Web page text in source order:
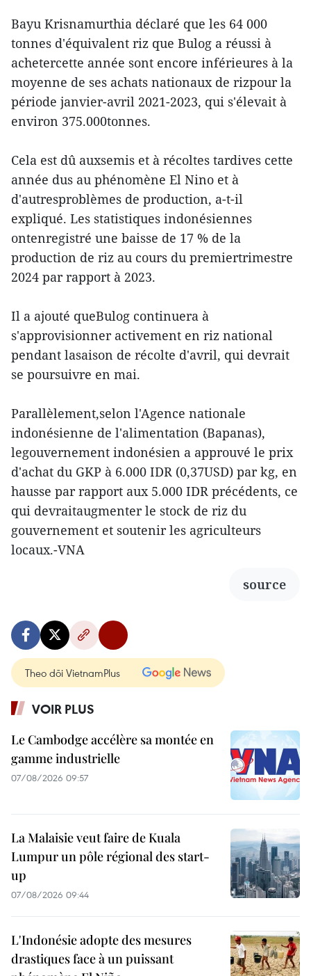
Bayu Krisnamurthia déclaré que les 64 000
tonnes d'équivalent riz que Bulog a réussi à
achetercette année sont encore inférieures à la
moyenne de ses achats nationaux de rizpour la
période janvier-avril 2021-2023, qui s'élevait à
environ 375.000tonnes.
Cela est dû auxsemis et à récoltes tardives cette
année dus au phénomène El Nino et à
d'autresproblèmes de production, a-t-il
expliqué. Les statistiques indonésiennes
ontenregistré une baisse de 17 % de la
production de riz au cours du premiertrimestre
2024 par rapport à 2023.
Il a ajouté queBulog continuera à
s'approvisionner activement en riz national
pendant lasaison de récolte d'avril, qui devrait
se poursuivre en mai.
Parallèlement,selon l'Agence nationale
indonésienne de l'alimentation (Bapanas),
legouvernement indonésien a approuvé le prix
d'achat du GKP à 6.000 IDR (0,37USD) par kg, en
hausse par rapport aux 5.000 IDR précédents, ce
qui devraitaugmenter le stock de riz du
gouvernement et soutenir les agriculteurs
locaux.-VNA
source
Theo dõi VietnamPlus
VOIR PLUS
Le Cambodge accélère sa montée en
gamme industrielle
07/08/2026 09:57
La Malaisie veut faire de Kuala
Lumpur un pôle régional des start-
up
07/08/2026 09:44
L'Indonésie adopte des mesures
drastiques face à un puissant